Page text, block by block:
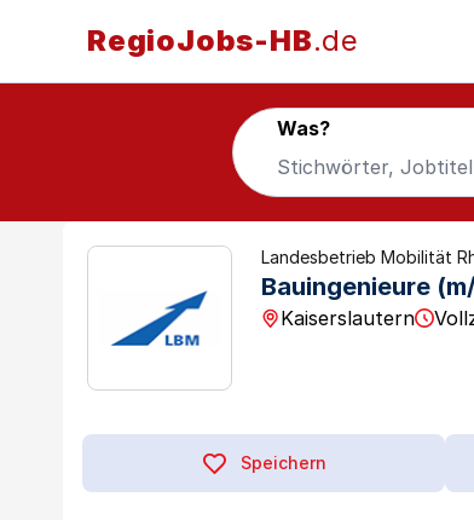
RegioJobs-HB.de
Was?
Landesbetrieb Mobilität
Bauingenieure
Kaiserslautern
Speichern